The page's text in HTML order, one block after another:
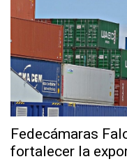
Fedecámaras
fortalecer la